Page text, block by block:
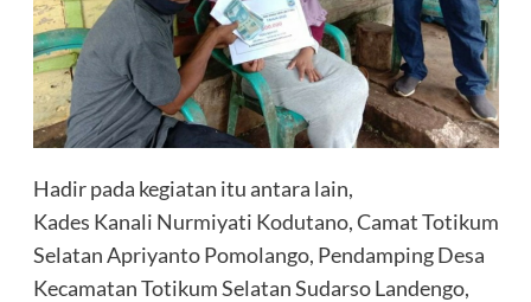
Hadir pada kegiatan itu antara lain,
Kades Kanali Nurmiyati Kodutano, Camat Totikum
Selatan Apriyanto Pomolango, Pendamping Desa
Kecamatan Totikum Selatan Sudarso Landengo,